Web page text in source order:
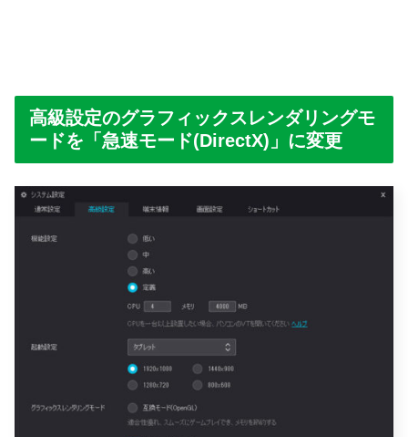
高級設定のグラフィックスレンダリングモ
ードを「急速モード(DirectX)」に変更